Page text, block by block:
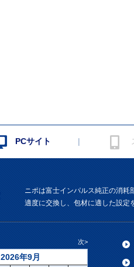
PCサイト |
ニポは富士インパルス純正の消耗
適度に交換し、包材に適した設定
次>
2026年9月